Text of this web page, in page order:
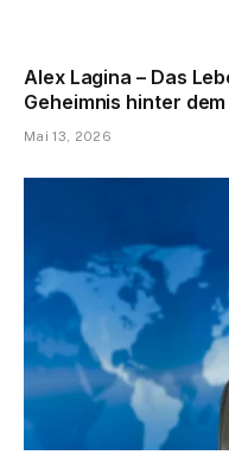
Alex Lagina – Das
Geheimnis hinter
Mai 13, 2026